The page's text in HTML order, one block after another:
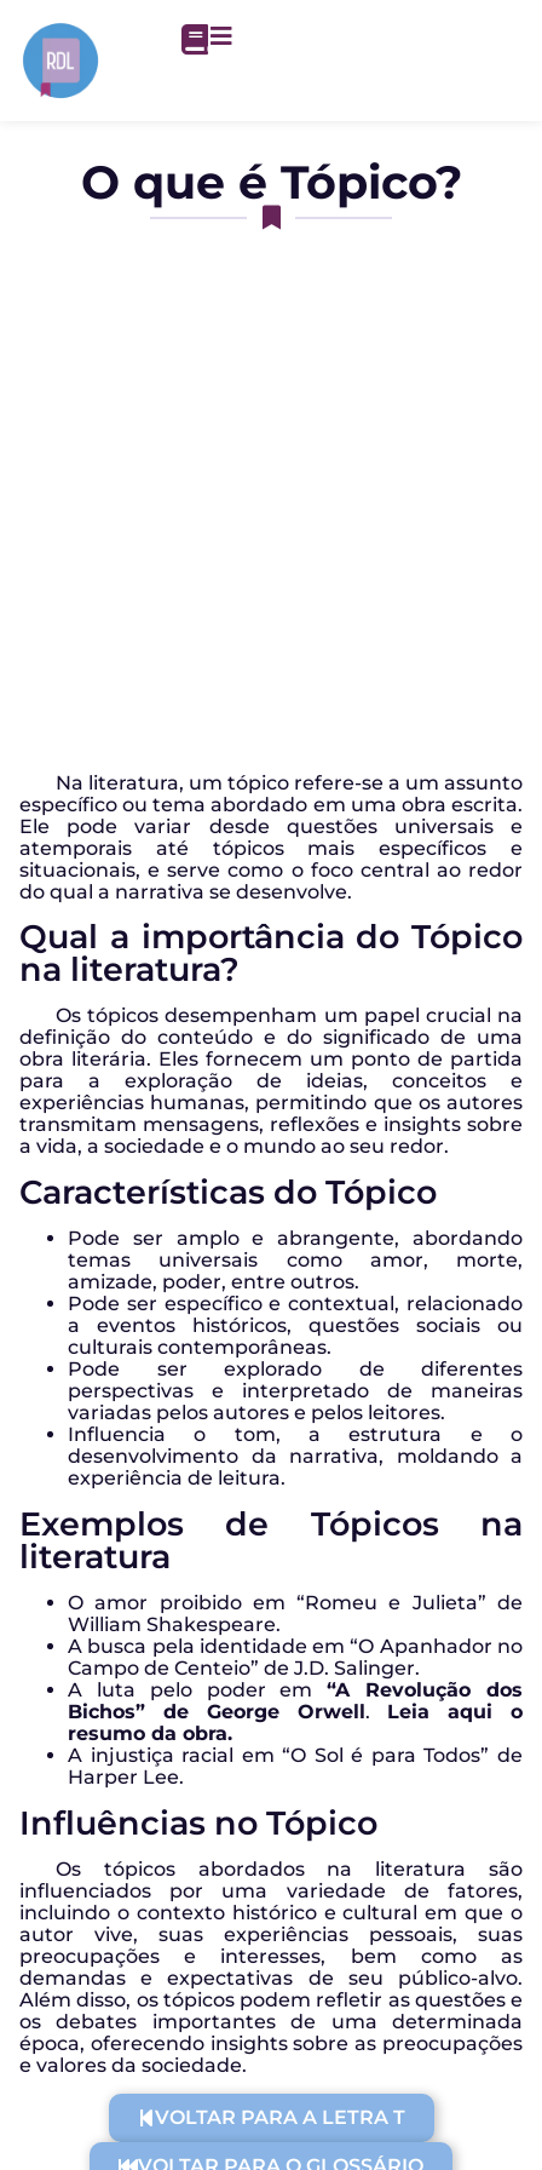
O que é Tópico?
Na literatura, um tópico refere-se a um assunto
específico ou tema abordado em uma obra escrita.
Ele pode variar desde questões universais e
atemporais até tópicos mais específicos e
situacionais, e serve como o foco central ao redor
do qual a narrativa se desenvolve.
Qual a importância do Tópico
na literatura?
Os tópicos desempenham um papel crucial na
definição do conteúdo e do significado de uma
obra literária. Eles fornecem um ponto de partida
para a exploração de ideias, conceitos e
experiências humanas, permitindo que os autores
transmitam mensagens, reflexões e insights sobre
a vida, a sociedade e o mundo ao seu redor.
Características do Tópico
Pode ser amplo e abrangente, abordando
temas universais como amor, morte,
amizade, poder, entre outros.
Pode ser específico e contextual, relacionado
a eventos históricos, questões sociais ou
culturais contemporâneas.
Pode ser explorado de diferentes
perspectivas e interpretado de maneiras
variadas pelos autores e pelos leitores.
Influencia o tom, a estrutura e o
desenvolvimento da narrativa, moldando a
experiência de leitura.
Exemplos de Tópicos na
literatura
O amor proibido em “Romeu e Julieta” de
William Shakespeare.
A busca pela identidade em “O Apanhador no
Campo de Centeio” de J.D. Salinger.
A luta pelo poder em“A Revolução dos
Bichos” de George Orwell. Leia aqui o
resumo da obra.
A injustiça racial em “O Sol é para Todos” de
Harper Lee.
Influências no Tópico
Os tópicos abordados na literatura são
influenciados por uma variedade de fatores,
incluindo o contexto histórico e cultural em que o
autor vive, suas experiências pessoais, suas
preocupações e interesses, bem como as
demandas e expectativas de seu público-alvo.
Além disso, os tópicos podem refletir as questões e
os debates importantes de uma determinada
época, oferecendo insights sobre as preocupações
e valores da sociedade.
VOLTAR PARA A LETRA T